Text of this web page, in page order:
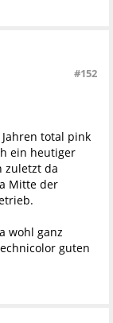
#152
total pink
ein heutiger
zuletzt da
Mitte der
wohl ganz
guten